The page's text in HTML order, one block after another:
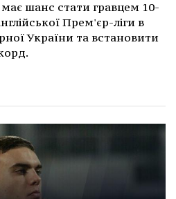
шанс стати гравцем 10-
Прем'єр-ліги в
України та встановити